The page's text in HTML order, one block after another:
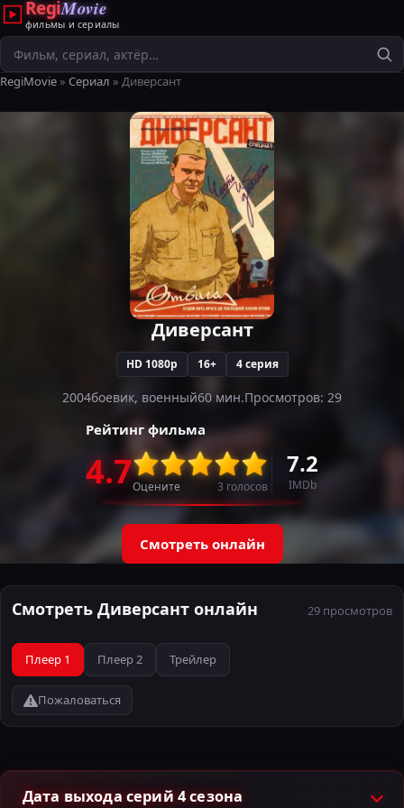
RegiMovie
фильмы и сериалы
Поиск
RegiMovie» Сериал » Диверсант
Диверсант
HD 1080p 16+ 4 серия
2004боевик, военный60 мин.Просмотров: 29
Рейтинг фильма
4.7Оцените 3 голосов
7.2
IMDb
Смотреть онлайн
Смотреть Диверсант онлайн 29 просмотров
Плеер 1 Плеер 2 Трейлер
Пожаловаться
Дата выхода серий 4 сезона